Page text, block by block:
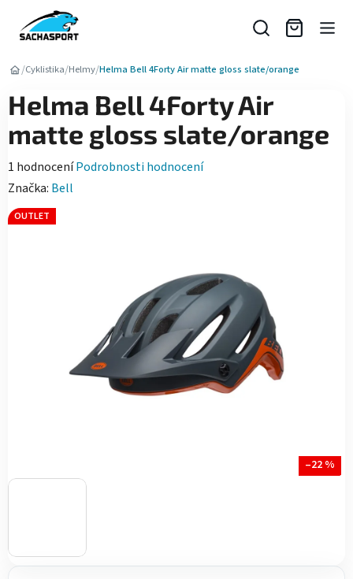
obsah
/Cyklistika/Helmy/Helma Bell 4Forty Air matte gloss slate/orange
Helma Bell 4Forty Air
matte gloss slate/orange
Průměrné
hodnocení
produktu
je
1 hodnoceníPodrobnosti hodnocení
Značka: Bell
OUTLET
–22 %